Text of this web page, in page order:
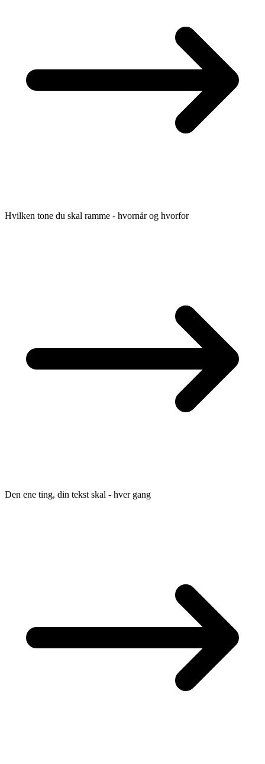
Hvilken tone du skal ramme - hvornår og hvorfor
Den ene ting, din tekst skal - hver gang